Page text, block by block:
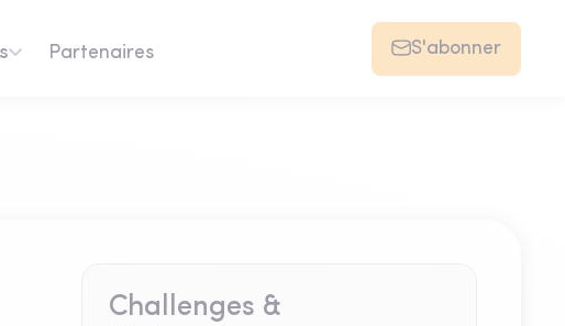
Partenaires S'abonner
Challenges &